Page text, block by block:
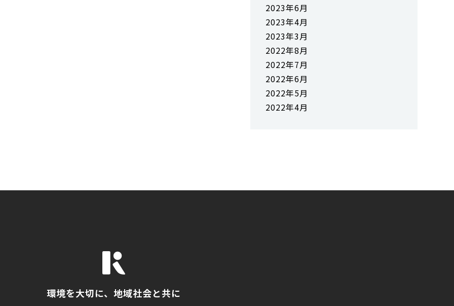
2023年6月
2023年4月
2023年3月
2022年8月
2022年7月
2022年6月
2022年5月
2022年4月
環境を大切に、地域社会と共に